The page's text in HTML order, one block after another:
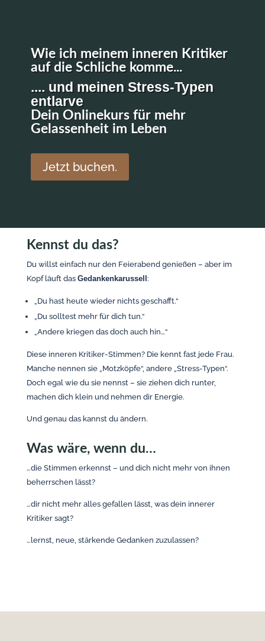
Wie ich meinem inneren Kritiker
auf die Schliche komme...
.... und meinen Stress-Typen
entlarve
Dein Onlinekurs für mehr
Gelassenheit im Leben
Jetzt buchen.
Kennst du das?
Du willst einfach nur den Feierabend genießen – aber im
Kopf läuft das Gedankenkarussell :
„Du hast heute wieder nichts geschafft.“
„Du solltest mehr für dich tun.“
„Andere kriegen das doch auch hin…“
Diese inneren Kritiker-Stimmen? Die kennt fast jede Frau.
Manche nennen sie „Motzköpfe“, andere „Stress-Typen“.
Doch egal wie du sie nennst – sie ziehen dich runter,
machen dich klein und nehmen dir Energie.
Und genau das kannst du ändern.
Was wäre, wenn du…
…die Stimmen erkennst – und dich nicht mehr von ihnen
beherrschen lässt?
…dir nicht mehr alles gefallen lässt, was dein innerer
Kritiker sagt?
…lernst, neue, stärkende Gedanken zuzulassen?